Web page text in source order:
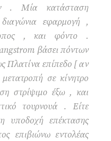
. Μία κατάσταση
διαγώνια εφαρμογή ,
, και φόντο .
βάσει πόντων
Πλατίνα επίπεδο [ αν
σε κίνητρο
στρίψιμο έξω , και
τουρνουά . Είτε
υποδοχή επέκτασης
επιβιώνω εντολέας